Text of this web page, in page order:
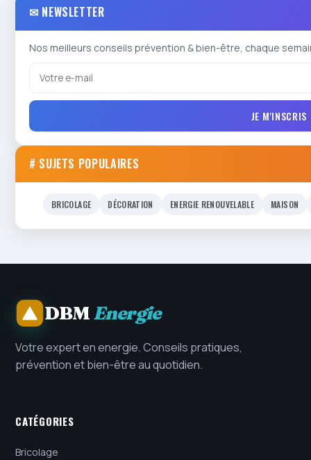
✉ NEWSLETTER
Nos meilleurs conseils prévention & bien-être, chaque
JE M'INSCRIS
# SUJETS POPULAIRES
BRICOLAGE DÉCORATION ENERGIE RENOUVELABLE MAISON
DBMEnergie
Votre expert en energie. Conseils pratiques,
prévention et bien-être au quotidien.
CATÉGORIES
Bricolage